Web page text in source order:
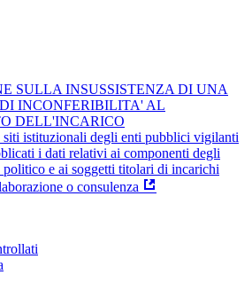
SULLA INSUSSISTENZA DI UNA
INCONFERIBILITA' AL
DELL'INCARICO
siti istituzionali degli enti pubblici vigilanti
i dati relativi ai componenti degli
e ai soggetti titolari di incarichi
o consulenza